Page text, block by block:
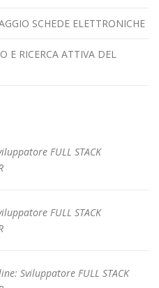
SCHEDE ELETTRONICHE
RICERCA ATTIVA DEL
FULL STACK
FULL STACK
Sviluppatore FULL STACK